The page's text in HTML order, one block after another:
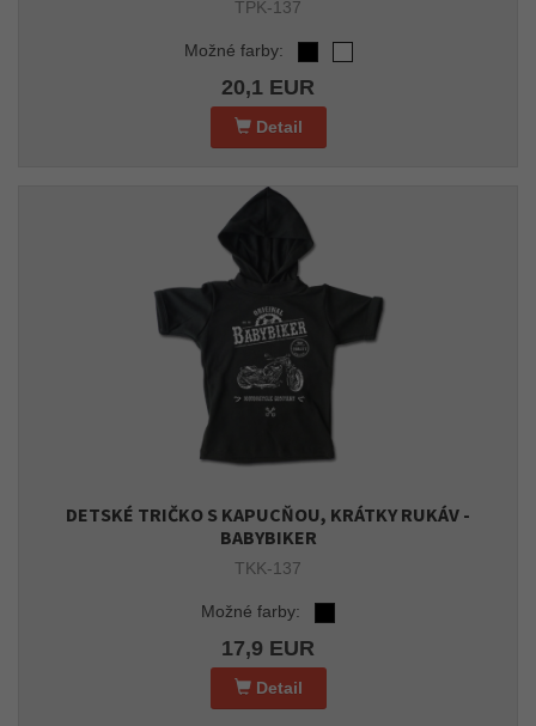
TPK-137
Možné farby:
20,1 EUR
Detail
DETSKÉ TRIČKO S KAPUCŇOU, KRÁTKY RUKÁV -
BABYBIKER
TKK-137
Možné farby:
17,9 EUR
Detail